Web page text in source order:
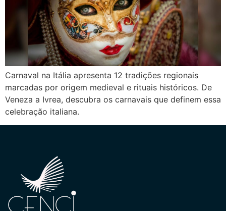
Carnaval na Itália apresenta 12 tradições regionais
marcadas por origem medieval e rituais históricos. De
Veneza a Ivrea, descubra os carnavais que definem essa
celebração italiana.